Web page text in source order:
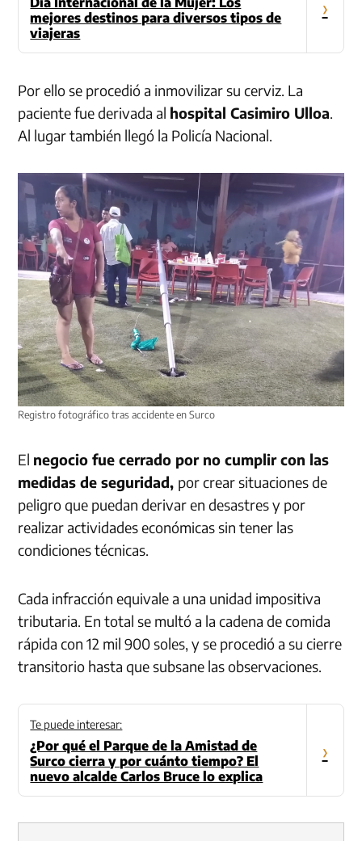
mejores destinos para diversos tipos de
viajeras
›
Por ello se procedió a inmovilizar su cerviz. La
paciente fue derivada al hospital Casimiro Ulloa.
Al lugar también llegó la Policía Nacional.
Registro fotográfico tras accidente en Surco
El negocio fue cerrado por no cumplir con las
medidas de seguridad, por crear situaciones de
peligro que puedan derivar en desastres y por
realizar actividades económicas sin tener las
condiciones técnicas.
Cada infracción equivale a una unidad impositiva
tributaria. En total se multó a la cadena de comida
rápida con 12 mil 900 soles, y se procedió a su cierre
transitorio hasta que subsane las observaciones.
Te puede interesar:
¿Por qué el Parque de la Amistad de
Surco cierra y por cuánto tiempo? El
nuevo alcalde Carlos Bruce lo explica
›